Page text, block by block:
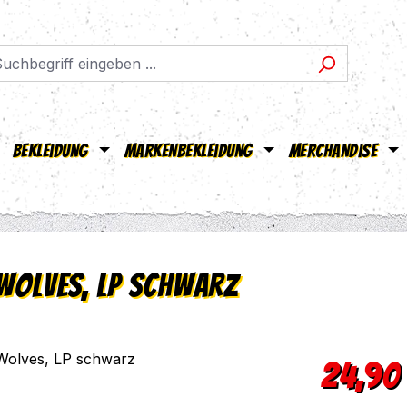
Bekleidung Markenbekleidung Merchandise
LP schwarz
Regulärer
24,90